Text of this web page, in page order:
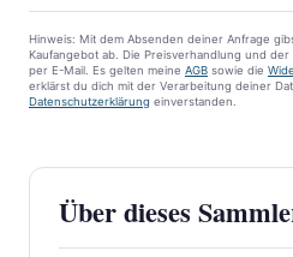
Hinweis: Mit dem Absenden deiner Anfrage
Kaufangebot ab. Die Preisverhandlung und
per E-Mail. Es gelten meine AGB sowie die
erklärst du dich mit der Verarbeitung deiner
Datenschutzerklärung einverstanden.
Über dieses